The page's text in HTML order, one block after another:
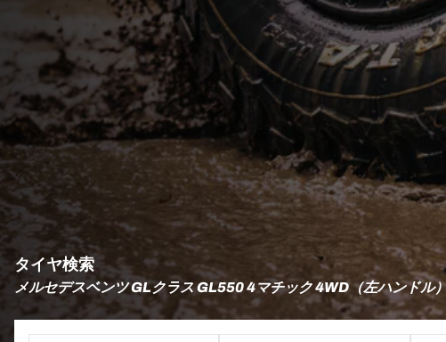
タイヤ検索
メルセデスベンツ GLクラス GL550 4マチック 4WD（左ハンドル